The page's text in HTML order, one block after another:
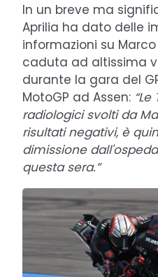
In un breve ma
Aprilia ha dato delle
informazioni su
caduta ad altissima
durante la gara del
MotoGP ad Assen:
radiologici svolti da
risultati negativi, è
dimissione
questa sera.”